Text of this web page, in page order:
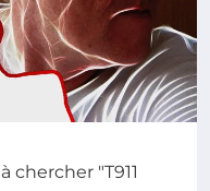
chercher "T911